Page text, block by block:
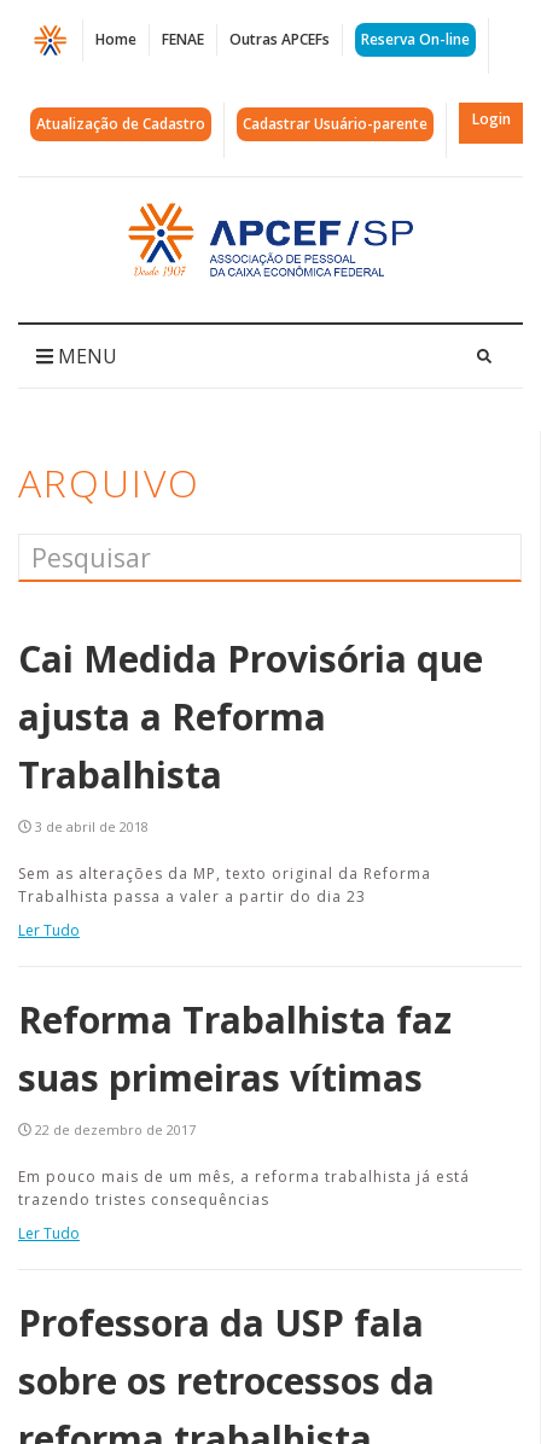
Página
Arquivos
leis
APCEF/SP
Home FENAE Outras APCEFs Reserva On-line
Atualização de Cadastro Cadastrar Usuário-parente Login
Acessar
página
inicial
MENU
ARQUIVO
Cai Medida Provisória que
ajusta a Reforma
Trabalhista
3 de abril de 2018
Sem as alterações da MP, texto original da Reforma
Trabalhista passa a valer a partir do dia 23
Ler Tudo
Reforma Trabalhista faz
suas primeiras vítimas
22 de dezembro de 2017
Em pouco mais de um mês, a reforma trabalhista já está
trazendo tristes consequências
Ler Tudo
Professora da USP fala
sobre os retrocessos da